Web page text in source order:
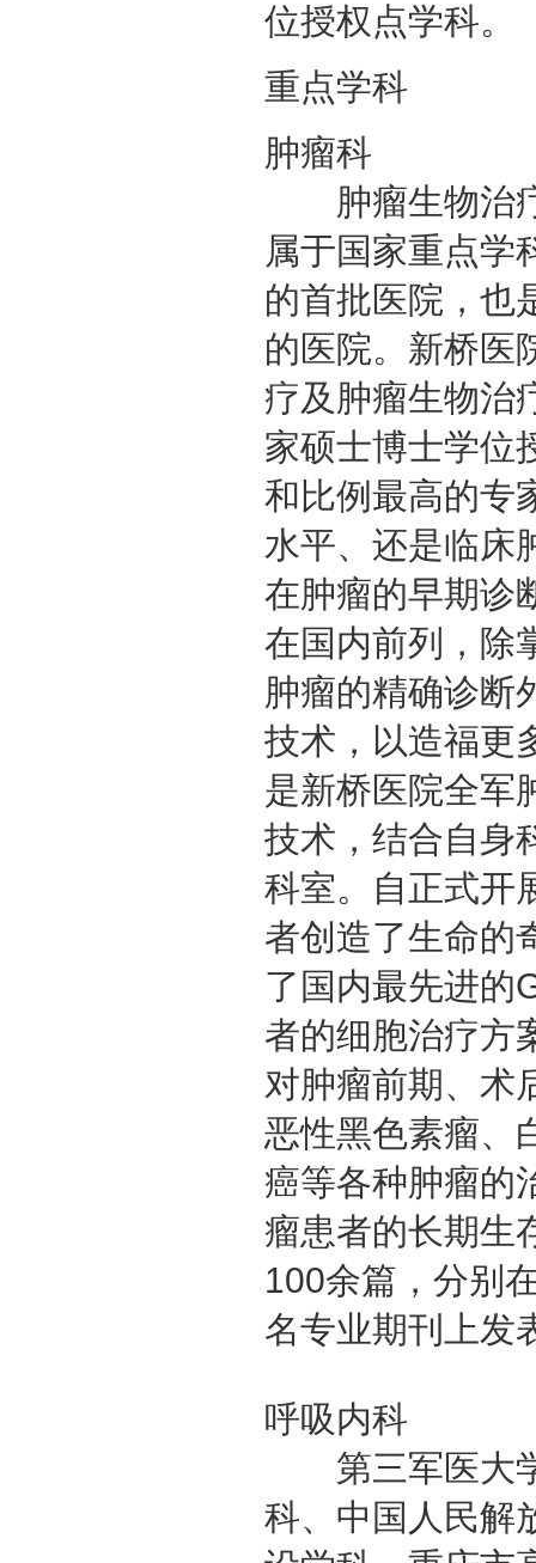
位授权点学科。
重点学科
肿瘤科
肿瘤生物治疗
属于国家重点学
的首批医院，也
的医院。新桥医
疗及肿瘤生物治
家硕士博士学位
和比例最高的专
水平、还是临床
在肿瘤的早期诊
在国内前列，除
肿瘤的精确诊断
技术，以造福更
是新桥医院全军
技术，结合自身
科室。自正式开
者创造了生命的
了国内最先进的
者的细胞治疗方
对肿瘤前期、术
恶性黑色素瘤、
癌等各种肿瘤的
瘤患者的长期生
100余篇，分别
名专业期刊上发
呼吸内科
第三军医大学
科、中国人民解